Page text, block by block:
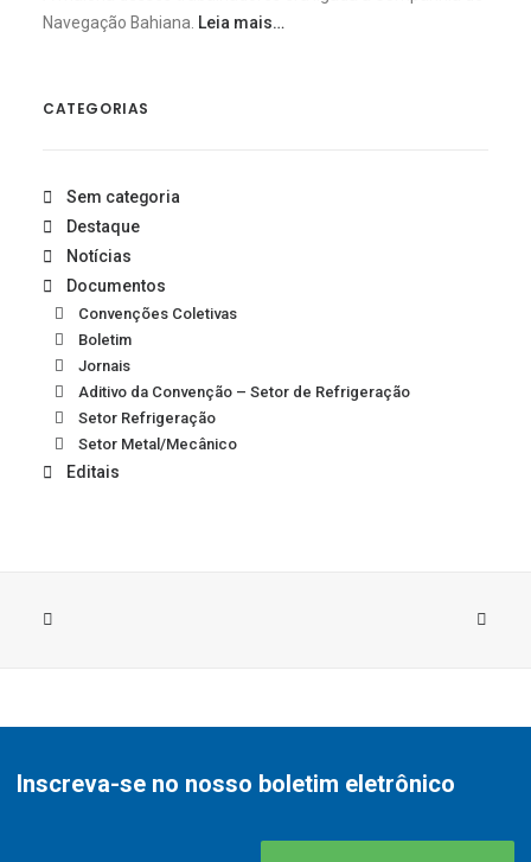
Navegação Bahiana. Leia mais…
CATEGORIAS
Sem categoria
Destaque
Notícias
Documentos
Convenções Coletivas
Boletim
Jornais
Aditivo da Convenção – Setor de Refrigeração
Setor Refrigeração
Setor Metal/Mecânico
Editais
Inscreva-se no nosso boletim eletrônico